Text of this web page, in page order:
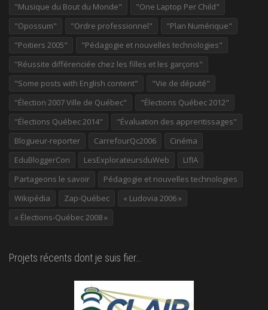
"Musique du Bout du Monde"
"One Laptop Per Child"
"Opossum"
"Ordre professionnel"
"Plan Numérique"
"Poitiers 2005"
"Pédagogie et nouvelles technologies"
"Réussite différenciée chez les filles et les garçons"
"Some posts with English content"
"Vie de député"
"Élection 2007 Ville de Québec"
"Élections Québec 2012"
"Élections Québec 2014"
"Évaluation des apprentissages"
Blogueur-reporter
CarrefourQc2006
Cinéma
EduBloggerCon
LesExplorateursduWeb
LIfIA
Partageons le savoir
Pédagogie et nouvelles technologies
Wikipédia
Zap-Québec
« Ludovia 2006 »
« Élections-Québec 2008 »
Projets récents dont je suis fier…